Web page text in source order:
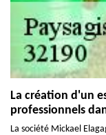
La création d'un
professionnels
La société Mickael